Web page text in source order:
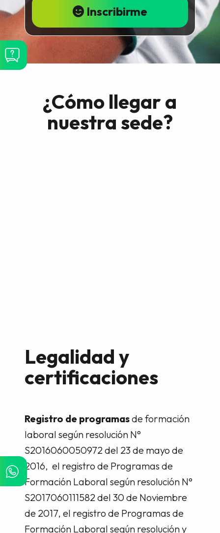
Inscribirme
¿Cómo llegar a
nuestra sede?
Legalidad y
certificaciones
Registro de programasde formación
laboral según resolución N°
S2016060050972 del 23 de mayo de
2016, el registro de Programas de
Formación Laboral según resolución N°
S2017060111582 del 30 de Noviembre
de 2017, el registro de Programas de
Formación Laboral según resolución y